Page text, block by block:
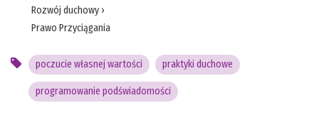
Rozwój duchowy ›
Prawo Przyciągania
poczucie własnej wartości praktyki duchowe
programowanie podświadomości